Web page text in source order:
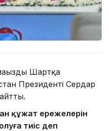
Шартқа
Президенті Сердар
құжат ережелерін
тиіс деп